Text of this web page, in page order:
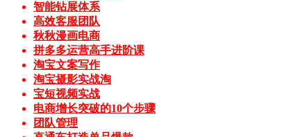
智能钻展体系
高效客服团队
秋秋漫画电商
拼多多运营高手进阶课
淘宝文案写作
淘宝摄影实战淘
宝短视频实战
电商增长突破的10个步骤
团队管理